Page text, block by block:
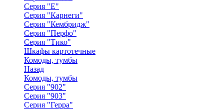
Серия "Е"
Серия "Карнеги"
Серия "Кембридж"
Серия "Перфо"
Серия "Тико"
Шкафы картотечные
Комоды, тумбы
Назад
Комоды, тумбы
Серия "902"
Серия "903"
Серия "Герра"